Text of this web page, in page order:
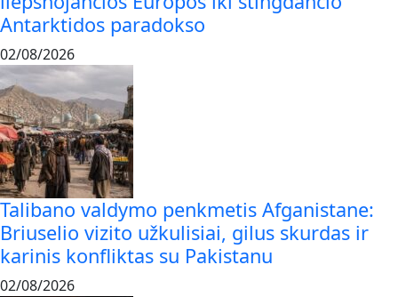
Antarktidos paradokso
02/08/2026
Talibano valdymo penkmetis Afganistane:
Briuselio vizito užkulisiai, gilus skurdas ir
karinis konfliktas su Pakistanu
02/08/2026